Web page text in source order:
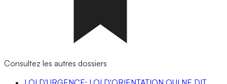
Consultez les autres dossiers